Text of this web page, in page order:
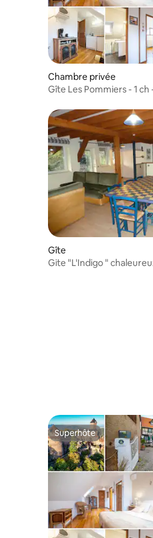
Chambre privée
Gîte Les Pommiers - 1 ch
Gîte
Gite "L'Indigo "
Superhôte
Superhôte